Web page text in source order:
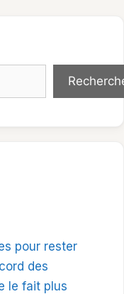
pour rester
des
le fait plus